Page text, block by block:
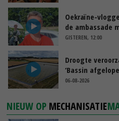
Oekraïne-
de ambassade
GISTEREN, 12:00
Droogte
‘Bassin
06-08-2026
NIEUW OP MECHANISATIE